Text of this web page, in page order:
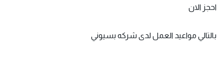
احجز الان
بالتالي مواعيد العمل لدى شركه بسيوني